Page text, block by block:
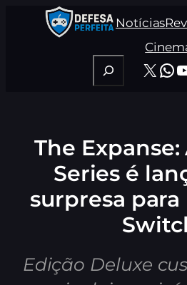
Notícias
Pesquisar
X
The
Series é
surpresa
Edição Deluxe